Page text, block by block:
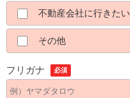
不動産会社に行きたい
その他
フリガナ 必須